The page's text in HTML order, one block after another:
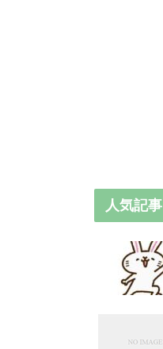
人気記事